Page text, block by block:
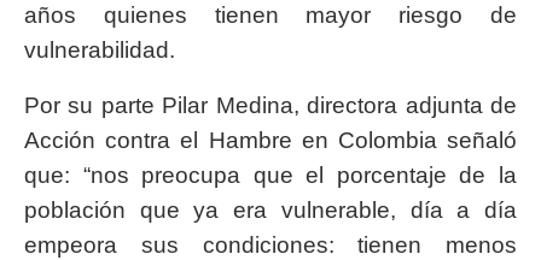
años quienes tienen mayor riesgo de
vulnerabilidad.
Por su parte Pilar Medina, directora adjunta de
Acción contra el Hambre en Colombia señaló
que: “nos preocupa que el porcentaje de la
población que ya era vulnerable, día a día
empeora sus condiciones: tienen menos